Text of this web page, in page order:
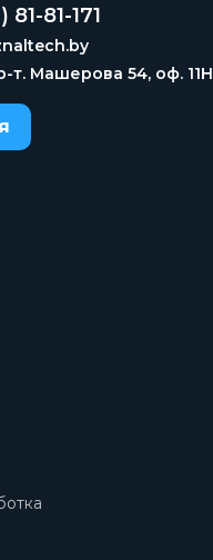
81-81-171
т. Машерова 54, оф. 11H